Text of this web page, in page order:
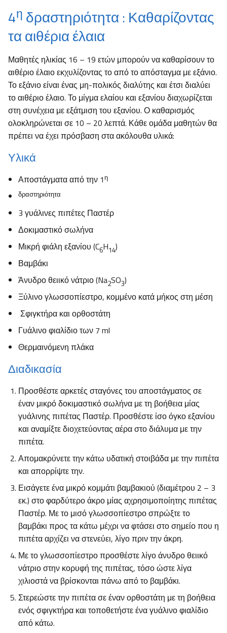
4η δραστηριότητα : Καθαρίζοντας
τα αιθέρια έλαια
Μαθητές ηλικίας 16 – 19 ετών μπορούν να καθαρίσουν το
αιθέριο έλαιο εκχυλίζοντας το από το απόσταγμα με εξάνιο.
Το εξάνιο είναι ένας μη-πολικός διαλύτης και έτσι διαλύει
το αιθέριο έλαιο. Το μίγμα ελαίου και εξανίου διαχωρίζεται
στη συνέχεια με εξάτμιση του εξανίου. Ο καθαρισμός
ολοκληρώνεται σε 10 – 20 λεπτά. Κάθε ομάδα μαθητών θα
πρέπει να έχει πρόσβαση στα ακόλουθα υλικά:
Υλικά
Αποστάγματα από την 1η
δραστηριότητα
3 γυάλινες πιπέτες Παστέρ
Δοκιμαστικό σωλήνα
Μικρή φιάλη εξανίου (C6H14)
Βαμβάκι
Άνυδρο θειικό νάτριο (Na2SO3)
Ξύλινο γλωσσοπίεστρο, κομμένο κατά μήκος στη μέση
Σφιγκτήρα και ορθοστάτη
Γυάλινο φιαλίδιο των 7 ml
Θερμαινόμενη πλάκα
Διαδικασία
Προσθέστε αρκετές σταγόνες του αποστάγματος σε
έναν μικρό δοκιμαστικό σωλήνα με τη βοήθεια μίας
γυάλινης πιπέτας Παστέρ. Προσθέστε ίσο όγκο εξανίου
και αναμίξτε διοχετεύοντας αέρα στο διάλυμα με την
πιπέτα.
Απομακρύνετε την κάτω υδατική στοιβάδα με την πιπέτα
και απορρίψτε την.
Εισάγετε ένα μικρό κομμάτι βαμβακιού (διαμέτρου 2 – 3
εκ.) στο φαρδύτερο άκρο μίας αχρησιμοποίητης πιπέτας
Παστέρ. Με το μισό γλωσσοπίεστρο σπρώξτε το
βαμβάκι προς τα κάτω μέχρι να φτάσει στο σημείο που η
πιπέτα αρχίζει να στενεύει, λίγο πριν την άκρη.
Με το γλωσσοπίεστρο προσθέστε λίγο άνυδρο θειικό
νάτριο στην κορυφή της πιπέτας, τόσο ώστε λίγα
χιλιοστά να βρίσκονται πάνω από το βαμβάκι.
Στερεώστε την πιπέτα σε έναν ορθοστάτη με τη βοήθεια
ενός σφιγκτήρα και τοποθετήστε ένα γυάλινο φιαλίδιο
από κάτω.